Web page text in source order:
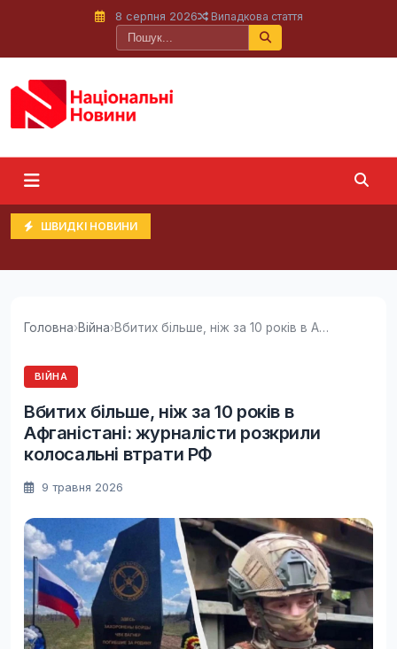
8 серпня 2026 Випадкова стаття
ШВИДКІ НОВИНИ
Головна›Війна› Вбитих більше, ніж за 10 років в Афганістані:...
ВІЙНА
Вбитих більше, ніж за 10 років в
Афганістані: журналісти розкрили
колосальні втрати РФ
9 травня 2026